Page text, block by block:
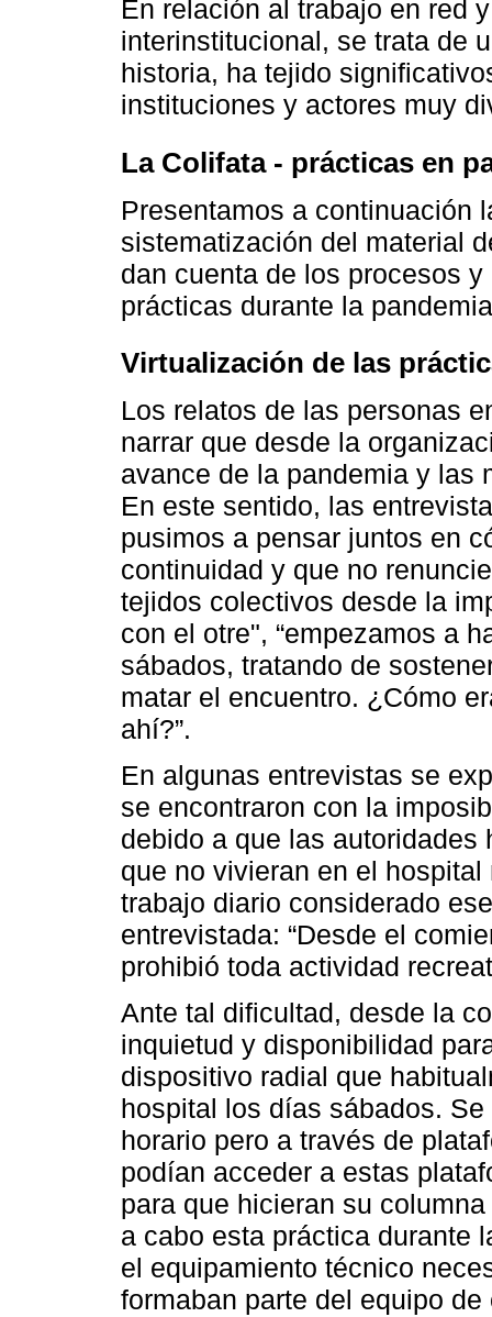
En relación al trabajo en red
interinstitucional, se trata de
historia, ha tejido
instituciones y actores muy
La Colifata - prácticas en
Presentamos a continuación
sistematización del material
dan cuenta de los procesos
prácticas durante la
Virtualización de las
Los relatos de las personas
narrar que desde la
avance de la pandemia y las
En este sentido, las
pusimos a pensar juntos en
continuidad y que no
tejidos colectivos desde la
con el otre", “empezamos a
sábados, tratando de
matar el encuentro. ¿Cómo
ahí?”.
En algunas entrevistas se
se encontraron con la
debido a que las
que no vivieran en el
trabajo diario considerado
entrevistada: “Desde el
prohibió toda actividad
Ante tal dificultad, desde la
inquietud y disponibilidad
dispositivo radial que
hospital los días sábados.
horario pero a través de
podían acceder a estas
para que hicieran su
a cabo esta práctica durante
el equipamiento técnico
formaban parte del equipo